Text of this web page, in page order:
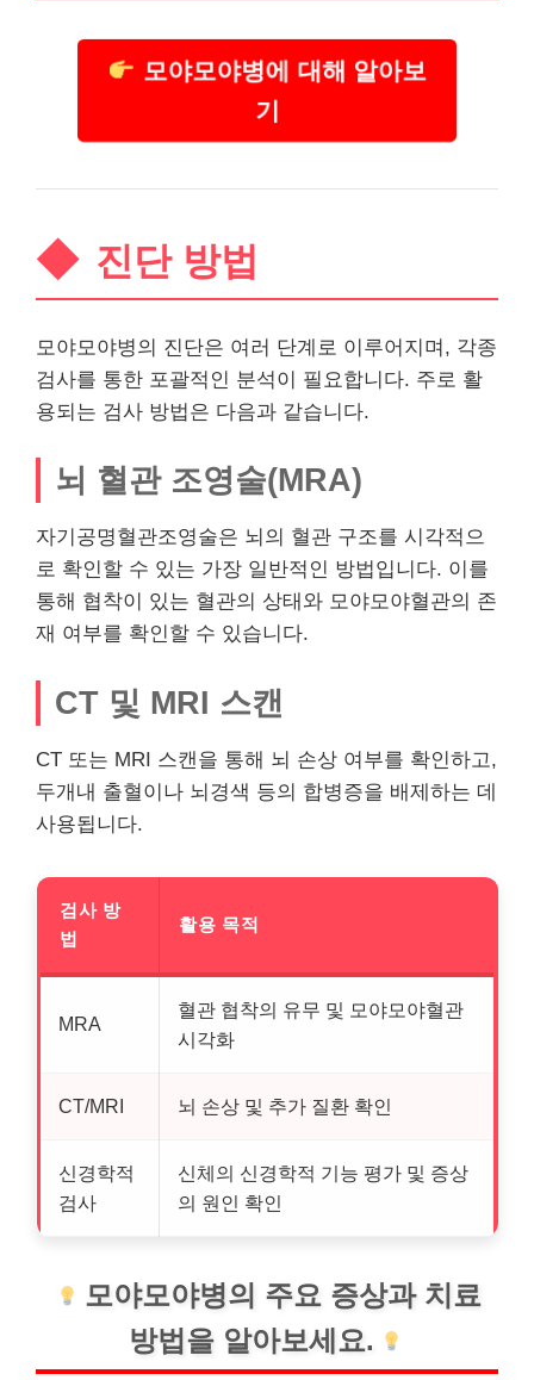
모야모야병에 대해 알아보
기
진단 방법
모야모야병의 진단은 여러 단계로 이루어지며, 각종
검사를 통한 포괄적인 분석이 필요합니다. 주로 활
용되는 검사 방법은 다음과 같습니다.
뇌 혈관 조영술(MRA)
자기공명혈관조영술은 뇌의 혈관 구조를 시각적으
로 확인할 수 있는 가장 일반적인 방법입니다. 이를
통해 협착이 있는 혈관의 상태와 모야모야혈관의 존
재 여부를 확인할 수 있습니다.
CT 및 MRI 스캔
CT 또는 MRI 스캔을 통해 뇌 손상 여부를 확인하고,
두개내 출혈이나 뇌경색 등의 합병증을 배제하는 데
사용됩니다.
검사 방
법
활용 목적
MRA
혈관 협착의 유무 및 모야모야혈관
시각화
CT/MRI 뇌 손상 및 추가 질환 확인
신경학적
검사
신체의 신경학적 기능 평가 및 증상
의 원인 확인
모야모야병의 주요 증상과 치료
방법을 알아보세요.